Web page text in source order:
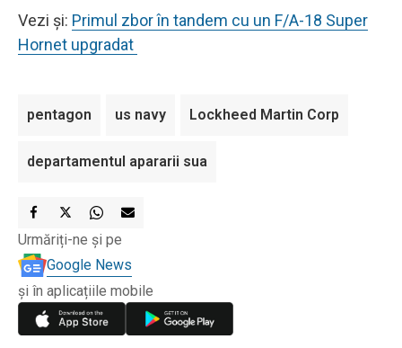
Vezi și: Primul zbor în tandem cu un F/A-18 Super
Hornet upgradat
pentagon us navy Lockheed Martin Corp
departamentul apararii sua
Urmăriți-ne și pe
Google News
și în aplicațiile mobile